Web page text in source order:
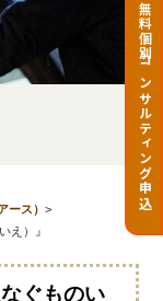
無料個別コンサルティング申込
ース）>
え）』
ぐものい